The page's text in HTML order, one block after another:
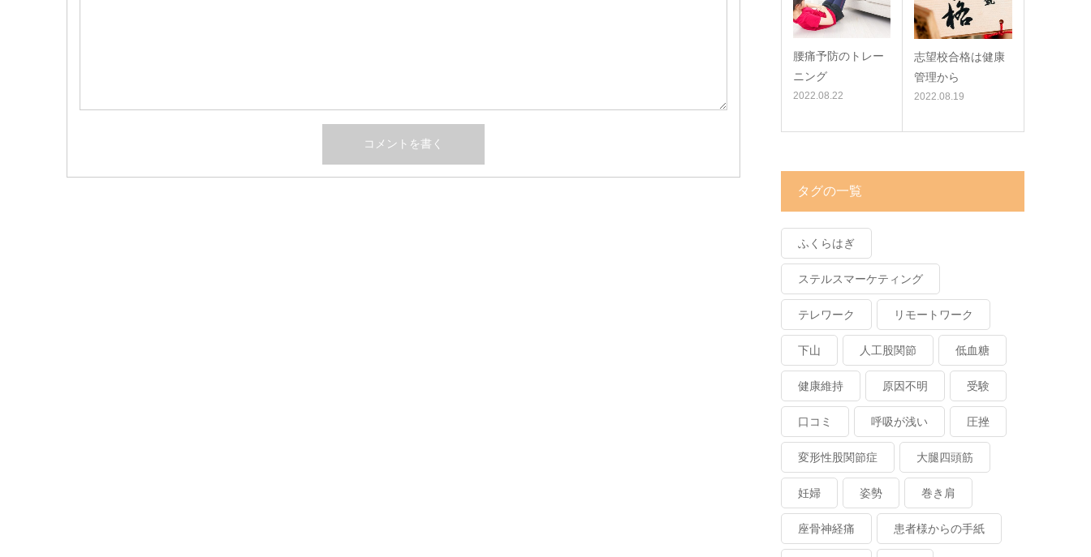
腰痛予防のトレー
ニング
2022.08.22
志望校合格は健康
管理から
2022.08.19
タグの一覧
ふくらはぎ
ステルスマーケティング
テレワーク リモートワーク
下山 人工股関節 低血糖
健康維持 原因不明 受験
口コミ 呼吸が浅い 圧挫
変形性股関節症 大腿四頭筋
妊婦 姿勢 巻き肩
座骨神経痛 患者様からの手紙